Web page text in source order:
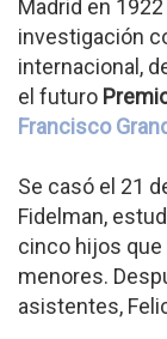
Madrid en
investigación
internacional,
el futuro
Francisco
Se casó el 21
Fidelman,
cinco hijos
menores.
asistentes,